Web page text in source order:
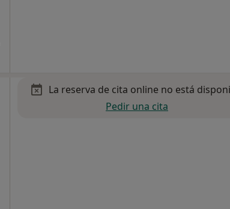
La reserva de cita online no está
Pedir una cita